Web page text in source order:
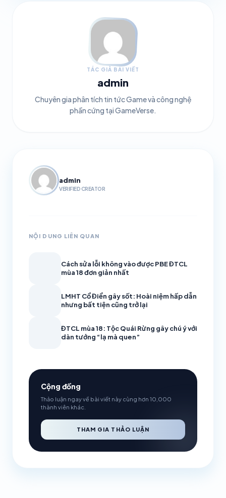
TÁC GIẢ BÀI VIẾT
admin
Chuyên gia phân tích tin tức Game và công nghệ
phần cứng tại GameVerse.
admin
VERIFIED CREATOR
NỘI DUNG LIÊN QUAN
Cách sửa lỗi không vào được PBE ĐTCL
mùa 18 đơn giản nhất
LMHT Cổ Điển gây sốt: Hoài niệm hấp dẫn
nhưng bất tiện cũng trở lại
ĐTCL mùa 18: Tộc Quái Rừng gây chú ý với
dàn tướng “lạ mà quen”
Cộng đồng
Thảo luận ngay về bài viết này cùng hơn 10,000
thành viên khác.
THAM GIA THẢO LUẬN